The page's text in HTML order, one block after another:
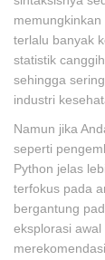
terlalu banyak
statistik
sehingga
industri
Namun jika
seperti
Python jelas
terfokus pada
bergantung
eksplorasi